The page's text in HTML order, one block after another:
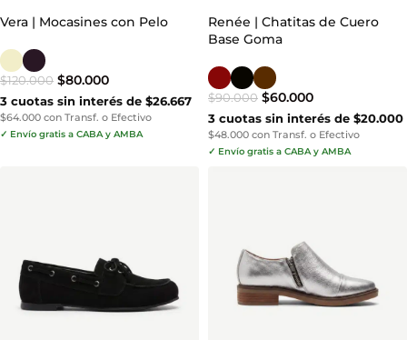
Vera | Mocasines con Pelo
$120.000 $80.000
3 cuotas sin interés de $26.667
$64.000 con Transf. o Efectivo
✓ Envío gratis a CABA y AMBA
Renée | Chatitas de Cuero
Base Goma
$90.000 $60.000
3 cuotas sin interés de $20.000
$48.000 con Transf. o Efectivo
✓ Envío gratis a CABA y AMBA